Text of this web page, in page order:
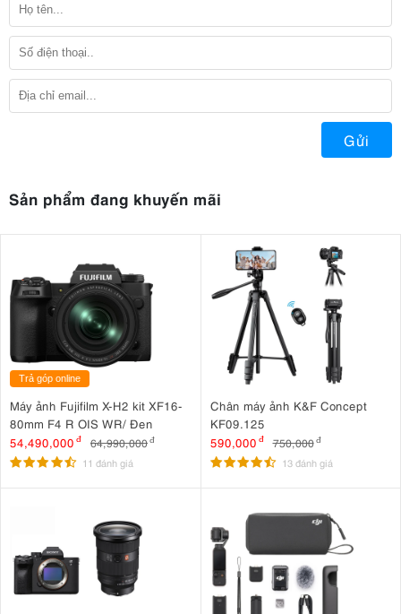
Gửi
Sản phẩm đang khuyến mãi
Trả góp online
Máy ảnh Fujifilm X-H2 kit XF16-
80mm F4 R OIS WR/ Đen
54,490,000 đ 64,990,000đ
11 đánh giá
Chân máy ảnh K&F Concept
KF09.125
590,000 đ 750,000 đ
13 đánh giá